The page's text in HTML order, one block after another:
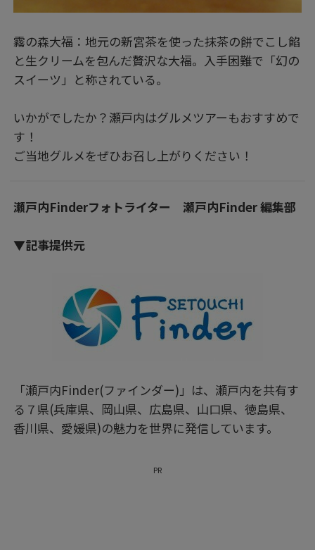
霧の森大福：地元の新宮茶を使った抹茶の餅でこし餡
と生クリームを包んだ贅沢な大福。入手困難で「幻の
スイーツ」と称されている。
いかがでしたか？瀬戸内はグルメツアーもおすすめで
す！
ご当地グルメをぜひお召し上がりください！
瀬戸内Finderフォトライター 瀬戸内Finder 編集部
▼記事提供元
「瀬戸内Finder(ファインダー)」は、瀬戸内を共有す
る７県(兵庫県、岡山県、広島県、山口県、徳島県、
香川県、愛媛県)の魅力を世界に発信しています。
PR